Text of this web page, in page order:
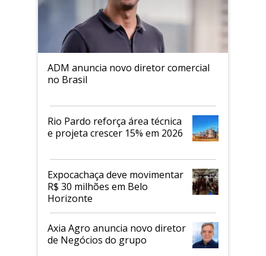
ADM anuncia novo diretor comercial
no Brasil
Rio Pardo reforça área técnica
e projeta crescer 15% em 2026
Expocachaça deve movimentar
R$ 30 milhões em Belo
Horizonte
Axia Agro anuncia novo diretor
de Negócios do grupo